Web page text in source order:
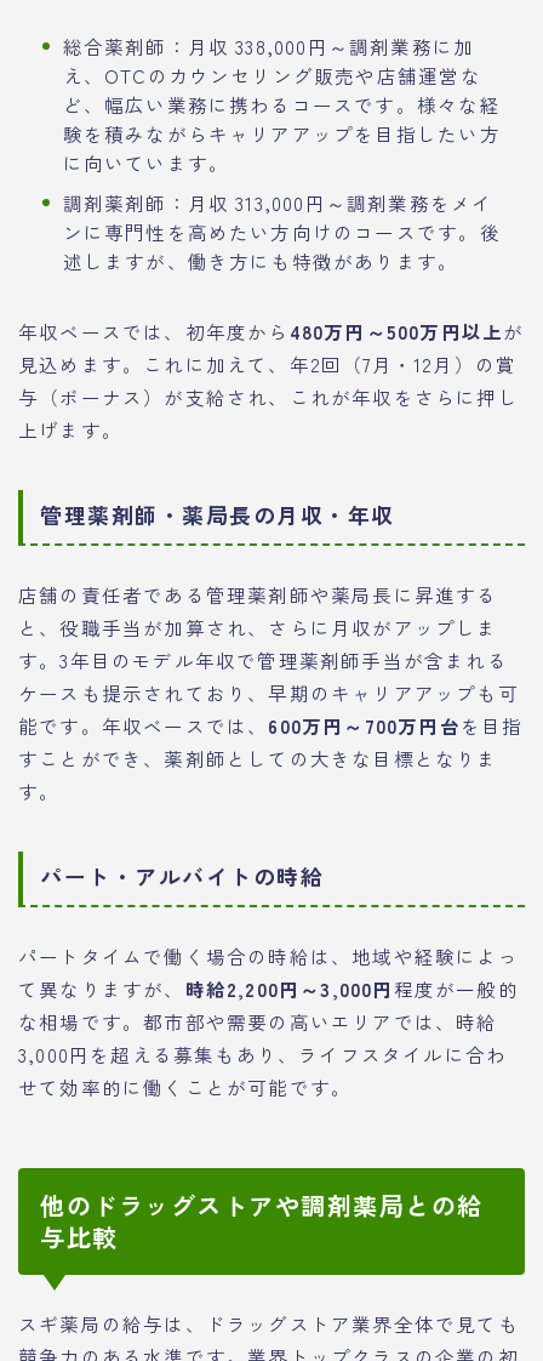
総合薬剤師：月収 338,000円～調剤業務に加
え、OTCのカウンセリング販売や店舗運営な
ど、幅広い業務に携わるコースです。様々な経
験を積みながらキャリアアップを目指したい方
に向いています。
調剤薬剤師：月収 313,000円～調剤業務をメイ
ンに専門性を高めたい方向けのコースです。後
述しますが、働き方にも特徴があります。
年収ベースでは、初年度から 480万円～500万円以上が
見込めます。これに加えて、年2回（7月・12月）の賞
与（ボーナス）が支給され、これが年収をさらに押し
上げます。
管理薬剤師・薬局長の月収・年収
店舗の責任者である管理薬剤師や薬局長に昇進する
と、役職手当が加算され、さらに月収がアップしま
す。3年目のモデル年収で管理薬剤師手当が含まれる
ケースも提示されており、早期のキャリアアップも可
能です。年収ベースでは、 600万円～700万円台を目指
すことができ、薬剤師としての大きな目標となりま
す。
パート・アルバイトの時給
パートタイムで働く場合の時給は、地域や経験によっ
て異なりますが、 時給2,200円～3,000円 程度が一般的
な相場です。都市部や需要の高いエリアでは、時給
3,000円を超える募集もあり、ライフスタイルに合わ
せて効率的に働くことが可能です。
他のドラッグストアや調剤薬局との給
与比較
スギ薬局の給与は、ドラッグストア業界全体で見ても